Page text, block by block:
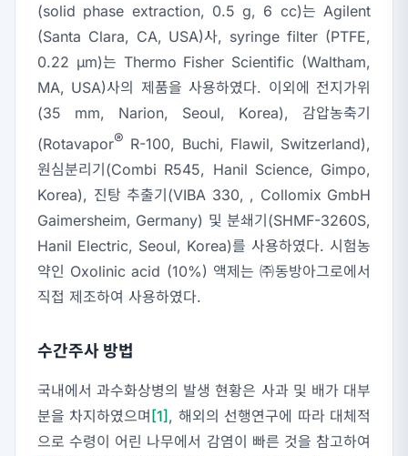
(solid phase extraction, 0.5 g, 6 cc)는 Agilent
(Santa Clara, CA, USA)사, syringe filter (PTFE,
0.22 μm)는 Thermo Fisher Scientific (Waltham,
MA, USA)사의 제품을 사용하였다. 이외에 전지가위
(35 mm, Narion, Seoul, Korea), 감압농축기
(Rotavapor® R-100, Buchi, Flawil, Switzerland),
원심분리기(Combi R545, Hanil Science, Gimpo,
Korea), 진탕 추출기(VIBA 330, , Collomix GmbH
Gaimersheim, Germany) 및 분쇄기(SHMF-3260S,
Hanil Electric, Seoul, Korea)를 사용하였다. 시험농
약인 Oxolinic acid (10%) 액제는 ㈜동방아그로에서
직접 제조하여 사용하였다.
수간주사 방법
국내에서 과수화상병의 발생 현황은 사과 및 배가 대부
분을 차지하였으며 [1] , 해외의 선행연구에 따라 대체적
으로 수령이 어린 나무에서 감염이 빠른 것을 참고하여